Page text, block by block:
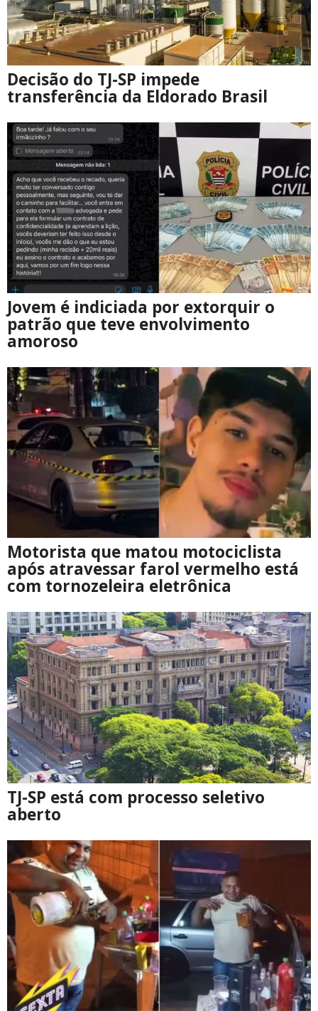
Decisão do TJ-SP impede
transferência da Eldorado Brasil
Jovem é indiciada por extorquir o
patrão que teve envolvimento
amoroso
Motorista que matou motociclista
após atravessar farol vermelho está
com tornozeleira eletrônica
TJ-SP está com processo seletivo
aberto